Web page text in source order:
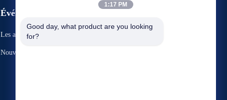
Événements
Les affaires
Nouvelles
1:17 PM
Good day, what product are you looking
for?